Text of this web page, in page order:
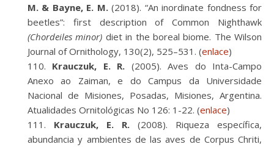
M. & Bayne, E. M.(2018). “An inordinate fondness for
beetles”: first description of Common Nighthawk
(Chordeiles minor) diet in the boreal biome. The Wilson
Journal of Ornithology, 130(2), 525–531. (enlace)
Krauczuk, E. R. (2005). Aves do Inta-Campo
Anexo ao Zaiman, e do Campus da Universidade
Nacional de Misiones, Posadas, Misiones, Argentina.
Atualidades Ornitológicas No 126: 1-22. (enlace)
Krauczuk, E. R. (2008). Riqueza específica,
abundancia y ambientes de las aves de Corpus Chriti,